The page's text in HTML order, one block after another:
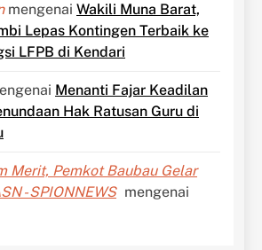
mengenai Wakili Muna Barat,
Lepas Kontingen Terbaik ke
LFPB di Kendari
Menanti Fajar Keadilan
Hak Ratusan Guru di
Merit, Pemkot Baubau Gelar
- SPIONNEWS mengenai